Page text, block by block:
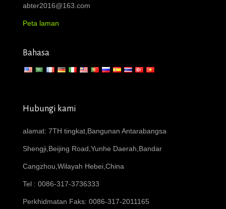
abter2016@163.com
Peta laman
Bahasa
Hubungi kami
alamat: 7TH tingkat,Bangunan Antarabangsa
Shengji,Beijing Road,Yunhe Daerah,Bandar
Cangzhou,Wilayah Hebei,China
Tel : 0086-317-3736333
Perkhidmatan Faks: 0086-317-2011165